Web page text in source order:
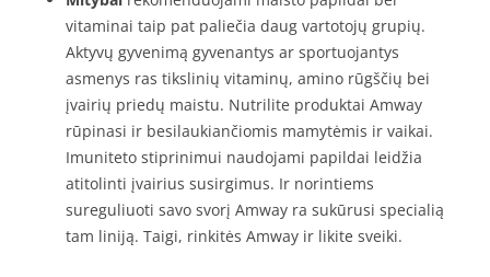
vitaminai taip pat paliečia daug vartotojų grupių.
Aktyvų gyvenimą gyvenantys ar sportuojantys
asmenys ras tikslinių vitaminų, amino rūgščių bei
įvairių priedų maistu. Nutrilite produktai Amway
rūpinasi ir besilaukiančiomis mamytėmis ir vaikai.
Imuniteto stiprinimui naudojami papildai leidžia
atitolinti įvairius susirgimus. Ir norintiems
sureguliuoti savo svorį Amway ra sukūrusi specialią
tam liniją. Taigi, rinkitės Amway ir likite sveiki.